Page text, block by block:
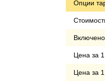
Опции
Цена за
Цена за